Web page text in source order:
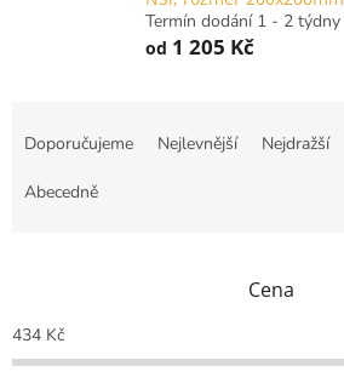
Termín dodání 1 - 2 týdny
od 1 205 Kč
o
d
Doporučujeme Nejlevnější Nejdražší
Abecedně
Cena
434 Kč